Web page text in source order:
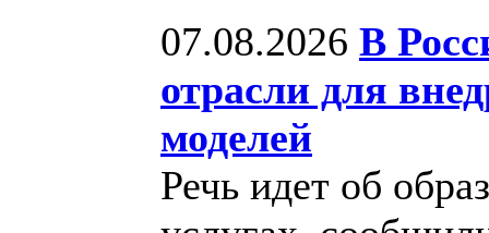
07.08.2026 В
отрасли для
моделей
Речь идет об